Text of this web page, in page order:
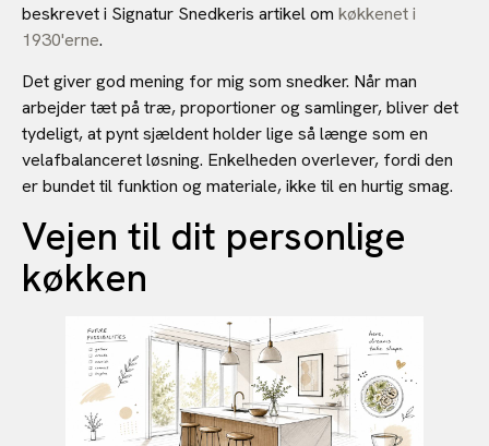
beskrevet i Signatur Snedkeris artikel om køkkenet i
1930'erne.
Det giver god mening for mig som snedker. Når man
arbejder tæt på træ, proportioner og samlinger, bliver det
tydeligt, at pynt sjældent holder lige så længe som en
velafbalanceret løsning. Enkelheden overlever, fordi den
er bundet til funktion og materiale, ikke til en hurtig smag.
Vejen til dit personlige
køkken